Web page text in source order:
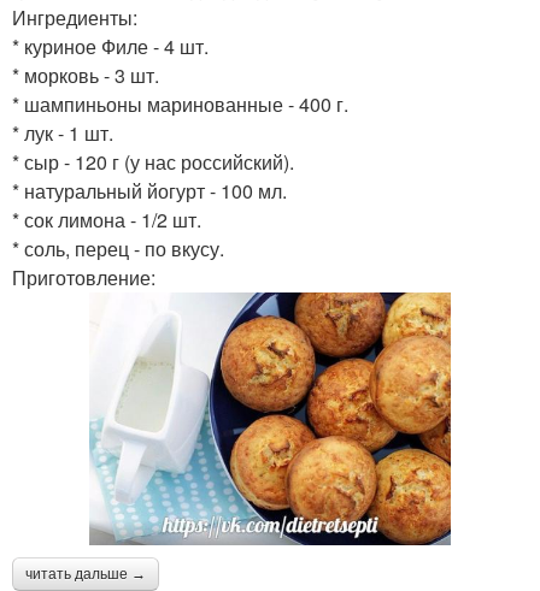
Ингредиенты:
* куриное Филе - 4 шт.
* морковь - 3 шт.
* шампиньоны маринованные - 400 г.
* лук - 1 шт.
* сыр - 120 г (у нас российский).
* натуральный йогурт - 100 мл.
* сок лимона - 1/2 шт.
* соль, перец - по вкусу.
Приготовление:
читать дальше →